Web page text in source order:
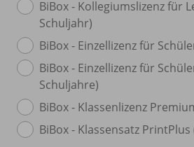
BiBox - Kollegiumslizenz für
Schuljahr)
BiBox - Einzellizenz für
BiBox - Einzellizenz für
Schuljahre)
BiBox - Klassenlizenz
BiBox - Klassensatz